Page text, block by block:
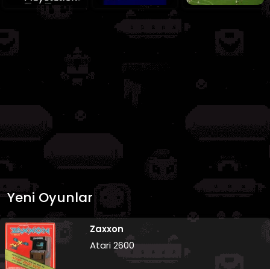
Yeni Oyunlar
Zaxxon
Atari 2600